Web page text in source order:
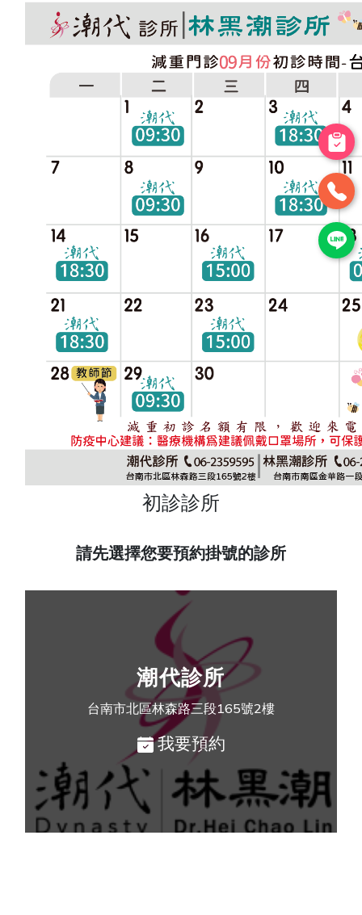
初診診所
請先選擇您要預約掛號的診所
潮代診所
台南市北區林森路三段165號2樓
我要預約